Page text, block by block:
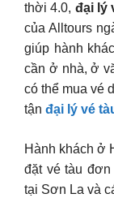
thời 4.0, đại lý
của Alltours
giúp hành
cần ở nhà, ở
có thể mua vé
tận đại lý vé
Hành khách ở
đặt vé tàu đơn
tại Sơn La và